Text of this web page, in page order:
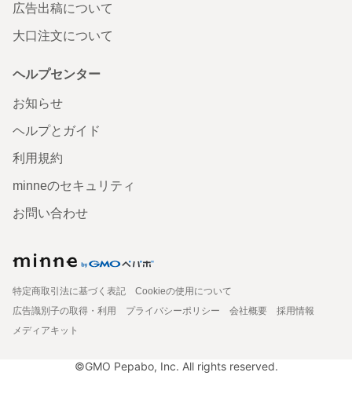
広告出稿について
大口注文について
ヘルプセンター
お知らせ
ヘルプとガイド
利用規約
minneのセキュリティ
お問い合わせ
特定商取引法に基づく表記
Cookieの使用について
広告識別子の取得・利用
プライバシーポリシー 会社概要
採用情報
メディアキット
©GMO Pepabo, Inc. All rights reserved.